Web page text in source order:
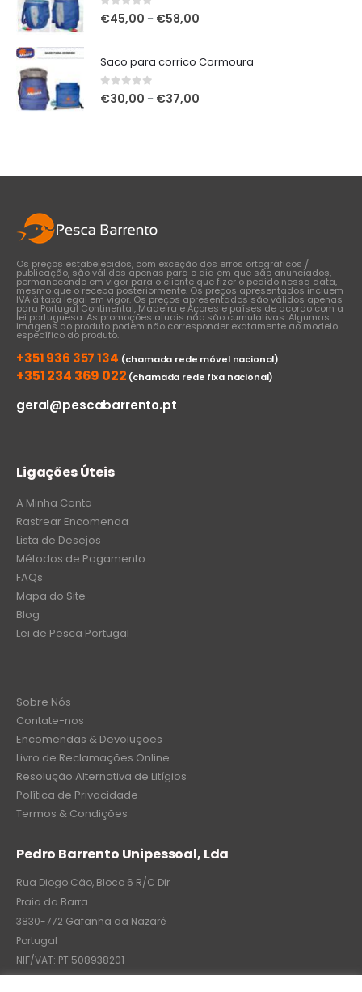
0out of 5
€45,00 – €58,00
through
Saco para corrico Cormoura
0out of 5
€30,00 – €37,00
Os preços estabelecidos, com exceção dos erros ortográficos /
publicação, são válidos apenas para o dia em que são anunciados,
permanecendo em vigor para o cliente que fizer o pedido nessa data,
mesmo que o receba posteriormente. Os preços apresentados incluem
IVA à taxa legal em vigor. Os preços apresentados são válidos apenas
para Portugal Continental, Madeira e Açores e países de acordo com a
lei portuguesa. As promoções atuais não são cumulativas. Algumas
imagens do produto podem não corresponder exatamente ao modelo
específico do produto.
+351 936 357 134 (chamada rede móvel nacional)
+351 234 369 022 (chamada rede fixa nacional)
geral@pescabarrento.pt
Ligações Úteis
A Minha Conta
Rastrear Encomenda
Lista de Desejos
Métodos de Pagamento
FAQs
Mapa do Site
Blog
Lei de Pesca Portugal
Sobre Nós
Contate-nos
Encomendas & Devoluções
Livro de Reclamações Online
Resolução Alternativa de Litígios
Política de Privacidade
Termos & Condições
Pedro Barrento Unipessoal, Lda
Rua Diogo Cão, Bloco 6 R/C Dir
Praia da Barra
3830-772 Gafanha da Nazaré
Portugal
NIF/VAT: PT 508938201
C.R.C.: 7004-8522-6075